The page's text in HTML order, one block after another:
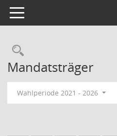
Toggle navigation
Rechercheauswahl
Mandatsträger
Wahlperiode 2021 - 2026